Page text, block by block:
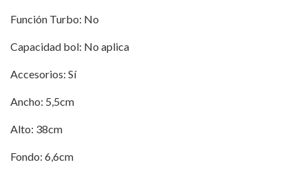
Función Turbo: No
Capacidad bol: No aplica
Accesorios: Sí
Ancho: 5,5cm
Alto: 38cm
Fondo: 6,6cm